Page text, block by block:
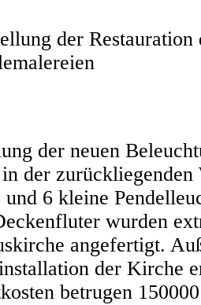
der Restauration
der neuen
der
und 6 kleine
wurden
angefertigt.
der Kirche
betrugen